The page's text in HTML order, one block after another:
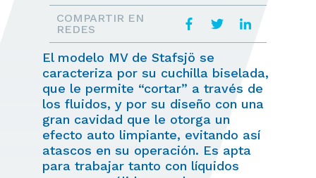
COMPARTIR EN
REDES
El modelo MV de Stafsjö se
caracteriza por su cuchilla biselada,
que le permite “cortar” a través de
los fluidos, y por su diseño con una
gran cavidad que le otorga un
efecto auto limpiante, evitando así
atascos en su operación. Es apta
para trabajar tanto con líquidos